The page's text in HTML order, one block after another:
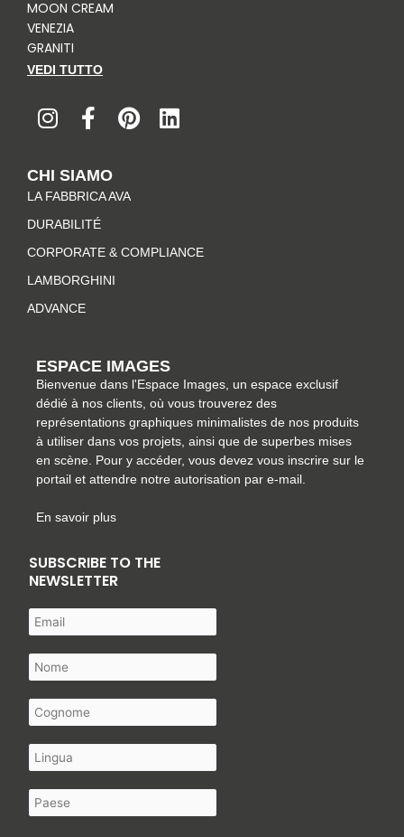
MOON CREAM
VENEZIA
GRANITI
VEDI TUTTO
n
s
a
g
r
a
m
a
c
b
o
o
k
-
f
i
n
r
s
i
n
n
CHI SIAMO
LA FABBRICA AVA
DURABILITÉ
CORPORATE & COMPLIANCE
LAMBORGHINI
ADVANCE
ESPACE IMAGES
Bienvenue dans l'Espace Images, un espace exclusif
dédié à nos clients, où vous trouverez des
représentations graphiques minimalistes de nos produits
à utiliser dans vos projets, ainsi que de superbes mises
en scène. Pour y accéder, vous devez vous inscrire sur le
portail et attendre notre autorisation par e-mail.
En savoir plus
SUBSCRIBE TO THE
NEWSLETTER